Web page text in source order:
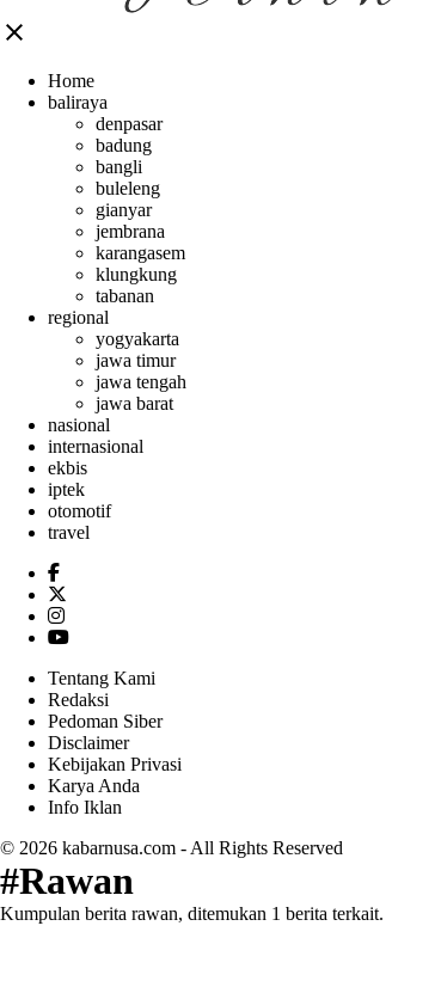
close
Home
baliraya
denpasar
badung
bangli
buleleng
gianyar
jembrana
karangasem
klungkung
tabanan
regional
yogyakarta
jawa timur
jawa tengah
jawa barat
nasional
internasional
ekbis
iptek
otomotif
travel
Tentang Kami
Redaksi
Pedoman Siber
Disclaimer
Kebijakan Privasi
Karya Anda
Info Iklan
© 2026 kabarnusa.com - All Rights Reserved
#Rawan
Kumpulan berita rawan, ditemukan 1 berita terkait.